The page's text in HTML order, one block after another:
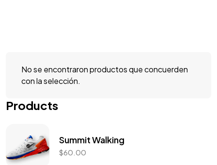
No se encontraron productos que concuerden
con la selección.
Products
Summit Walking
$60.00